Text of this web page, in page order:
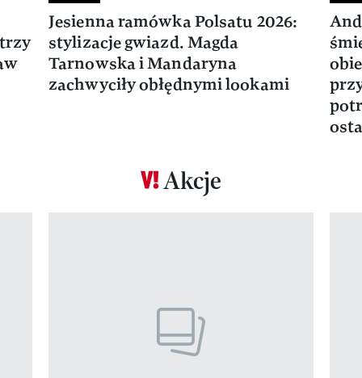
Jesienna ramówka Polsatu 2026:
stylizacje gwiazd. Magda
Tarnowska i Mandaryna
zachwyciły obłędnymi lookami
Akcje